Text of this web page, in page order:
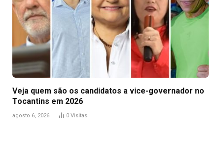
Veja quem são os candidatos a vice-governador no
Tocantins em 2026
agosto 6, 2026 0 Visitas